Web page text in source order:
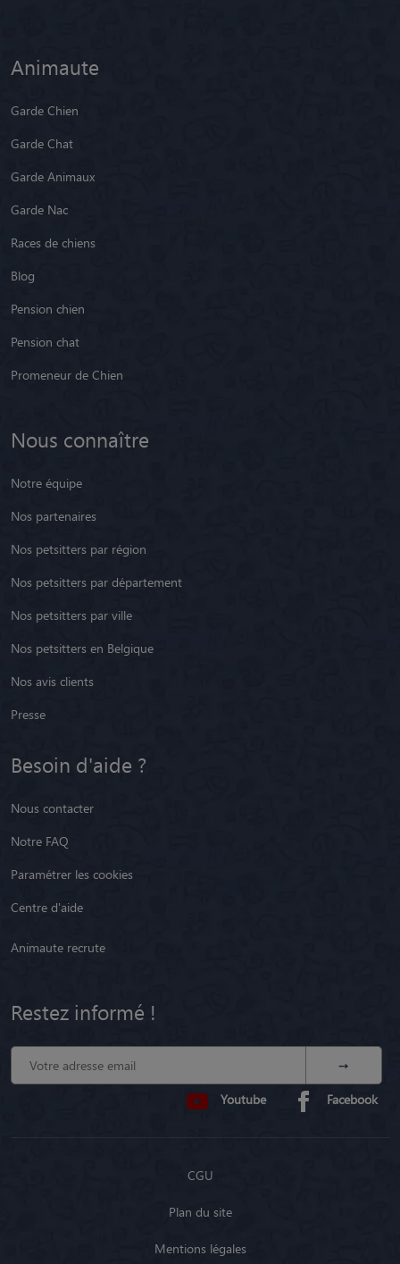
Animaute
Garde Chien
Garde Chat
Garde Animaux
Garde Nac
Races de chiens
Blog
Pension chien
Pension chat
Promeneur de Chien
Nous connaître
Notre équipe
Nos partenaires
Nos petsitters par région
Nos petsitters par département
Nos petsitters par ville
Nos petsitters en Belgique
Nos avis clients
Presse
Besoin d'aide ?
Nous contacter
Notre FAQ
Paramétrer les cookies
Centre d'aide
Animaute recrute
Restez informé !
Youtube Facebook
CGU
Plan du site
Mentions légales